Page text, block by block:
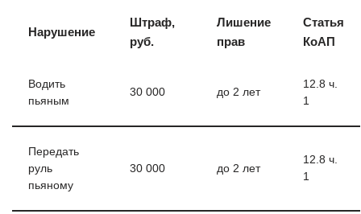
Нарушение
Штраф,
руб.
Лишение
прав
Статья
КоАП
Водить
пьяным
30 000 до 2 лет
12.8 ч.
1
Передать
руль
пьяному
30 000 до 2 лет
12.8 ч.
1